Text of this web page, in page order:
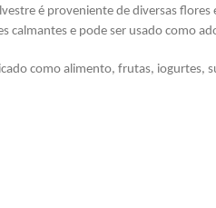
é proveniente de diversas
calmantes e pode ser usado como
como alimento, frutas, iogurtes,